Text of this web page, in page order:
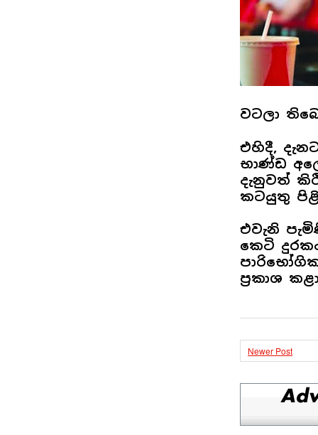
වටලා
එහිදී,
භාණ්ඩ
දැනුවත්
කටයුතු
එවැනි
කෙටි
ප්‍රකාශ
Newer Post